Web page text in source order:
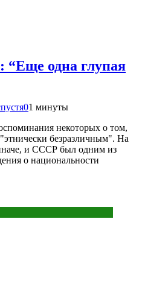
“Еще одна глупая
01 минуты
некоторых о том,
безразличным". На
и СССР был одним из
о национальности